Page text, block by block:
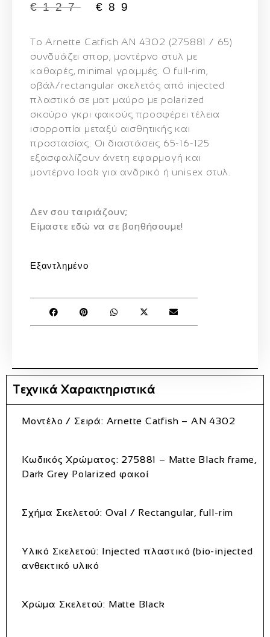
€127 € 89
Το Arnette Catfish AN 4302 (275881 / 65)
συνδυάζει σπορ, μοντέρνο στυλ με
καθαρές, minimal γραμμές. Ο full-rim,
οβάλ/rectangular σκελετός από injected
πλαστικό σε ματ μαύρο με polarized
σκούρο γκρι φακούς προσφέρει τέλεια
ισορροπία μεταξύ αισθητικής και
προστασίας. Οι διαστάσεις 65-16-125
εξασφαλίζουν άνετη εφαρμογή και
μοντέρνο look για ανδρικό ή unisex στυλ.
Δεν σου ταιριάζουν;
Eίμαστε εδώ να σε βοηθήσουμε!
Εξαντλημένο
Τεχνικά Χαρακτηριστικά
Μοντέλο / Σειρά: Arnette Catfish –AN 4302
Κωδικός Χρώματος: 275881 – Matte Black frame,
Dark Grey Polarized φακοί
Σχήμα Σκελετού: Oval / Rectangular, full-rim
Υλικό Σκελετού: Injected πλαστικό (bio-injected
ανθεκτικό υλικό
Χρώμα Σκελετού: Matte Black